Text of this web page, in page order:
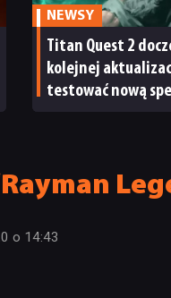
NEWSY
Titan Quest 2
kolejnej
testować nową
o 14:43